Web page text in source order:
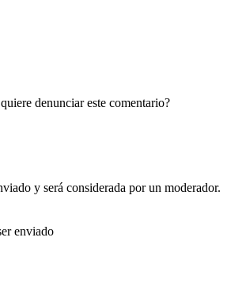
denunciar este comentario?
y será considerada por un moderador.
enviado